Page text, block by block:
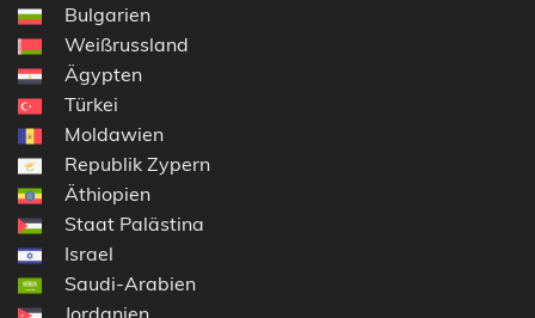
Bulgarien
Weißrussland
Ägypten
Türkei
Moldawien
Republik Zypern
Äthiopien
Staat Palästina
Israel
Saudi-Arabien
Jordanien